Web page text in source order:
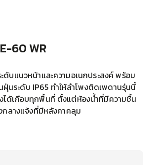
60 WR
ดับแนวหน้าและความอเนกประสงค์ พร้อม
ระดับ IP65 ทำให้ลำโพงติดเพดานรุ่นนี้
ได้เกือบทุกพื้นที่ ตั้งแต่ห้องน้ำที่มีความชื้น
กลางแจ้งที่มีหลังคาคลุม